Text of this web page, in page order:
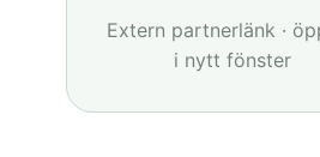
Extern partnerlänk ·
i nytt fönster